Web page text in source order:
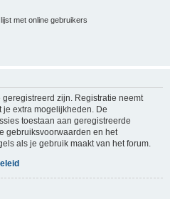
met online gebruikers
zijn. Registratie neemt
extra mogelijkheden. De
toestaan aan geregistreerde
gebruiksvoorwaarden en het
als je gebruik maakt van het forum.